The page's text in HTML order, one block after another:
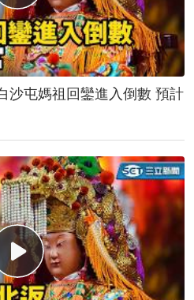
沙屯媽祖回鑾進入倒數 預計